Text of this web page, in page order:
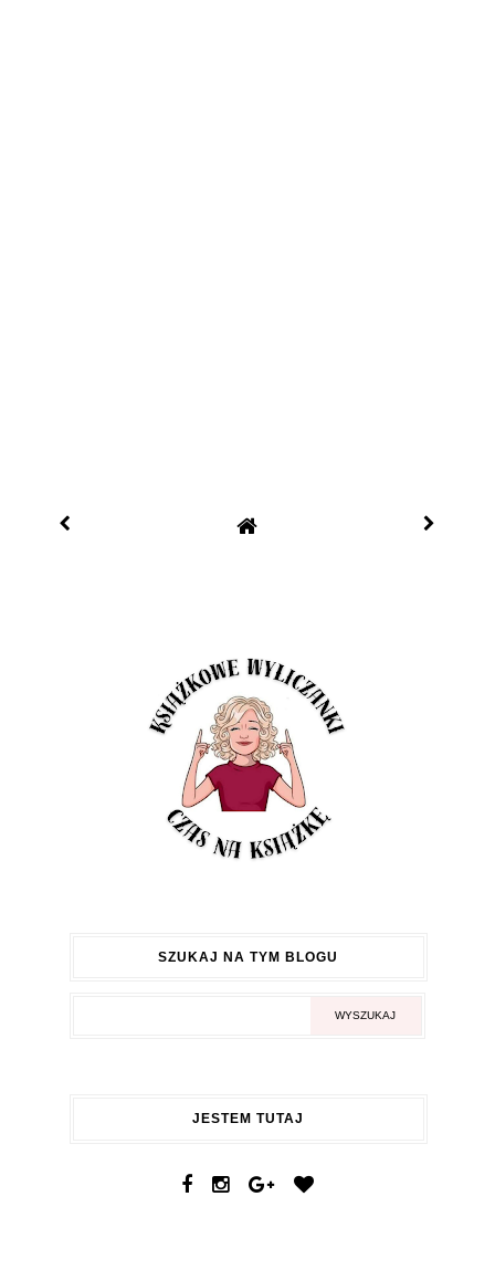
SZUKAJ NA TYM BLOGU
JESTEM TUTAJ